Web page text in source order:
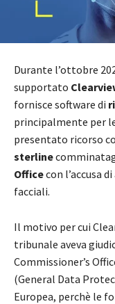
Durante l’ottobre
supportato
fornisce software di
principalmente per
presentato ricorso
sterline
Officecon l’accusa
facciali.
Il motivo per cui
tribunale aveva
Commissioner’s
(General Data
Europea, perchè le